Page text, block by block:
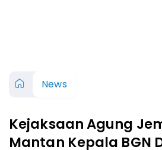
News
Kejaksaan Agung
Mantan Kepala BGN